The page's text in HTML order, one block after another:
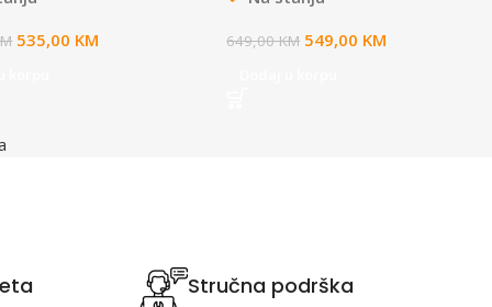
535,00 KM 649,00KM 549,00 KM
Stručna podrška